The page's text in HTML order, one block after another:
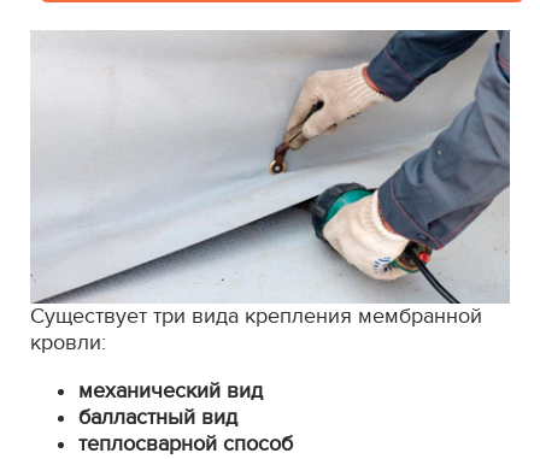
Существует три вида крепления мембранной
кровли:
механический вид
балластный вид
теплосварной способ